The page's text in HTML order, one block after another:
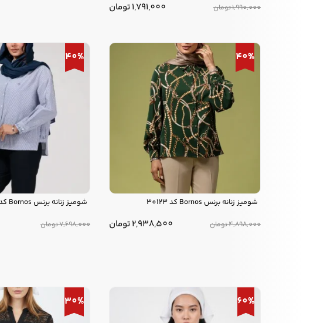
1,990,000تومان 1,791,000تومان
40%
شومیز زنانه برنس Bornos کد 30123
4,898,000تومان 2,938,500تومان
40%
شومیز زنانه برنس Bornos کد 30118
7,698,000تومان
60%
30%